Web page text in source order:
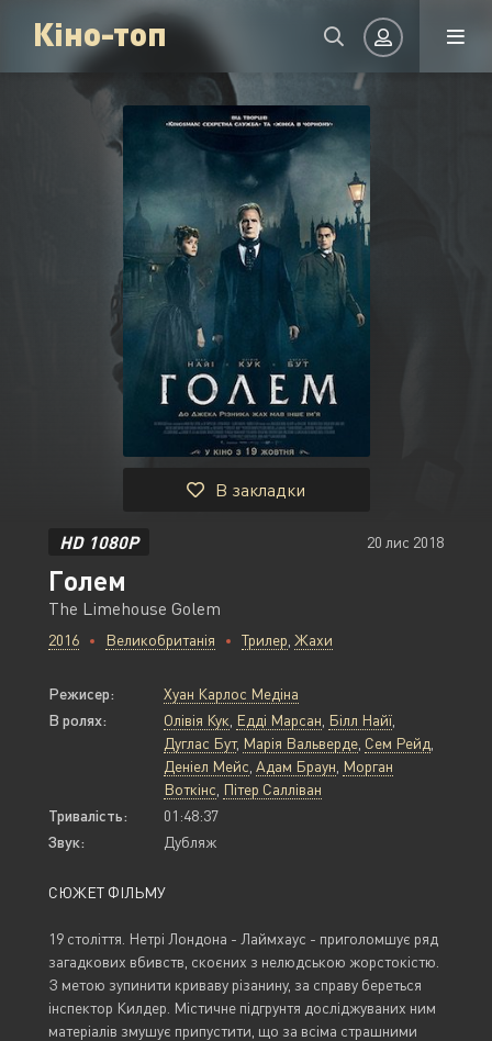
Кіно-топ
Запам'ятати
УВІЙТИ НА САЙТ
Відновити пароль
Або увійти через
В закладки
HD 1080P 20 лис 2018
Голем
The Limehouse Golem
2016 Великобританія Трилер Жахи
Режисер:
Хуан Карлос Медіна
В ролях:
Олівія Кук Едді Марсан Білл Найї
Дуглас Бут, Марія Вальверде Сем Рейд
Деніел Мейс Адам Браун Морган
Воткінс Пітер Салліван
Тривалість:
01:48:37
Звук:
Дубляж
СЮЖЕТ ФІЛЬМУ
19 століття. Нетрі Лондона - Лаймхаус - приголомшує ряд
загадкових вбивств, скоєних з нелюдською жорстокістю.
З метою зупинити криваву різанину, за справу береться
інспектор Килдер. Містичне підгрунтя досліджуваних ним
матеріалів змушує припустити, що за всіма страшними